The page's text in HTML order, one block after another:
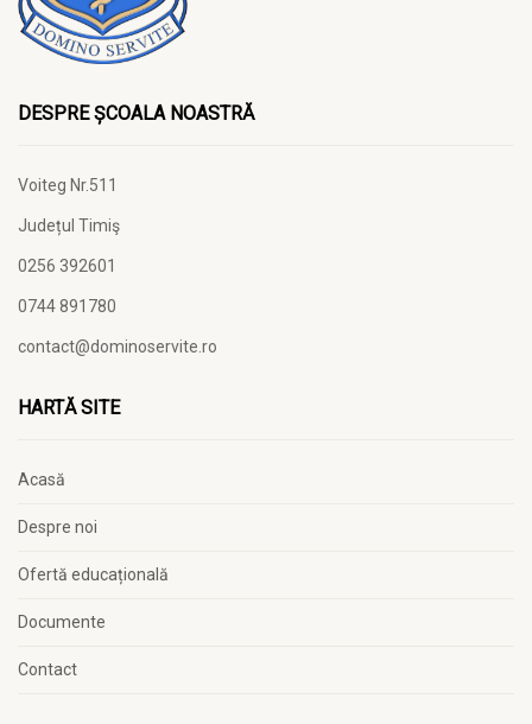
DESPRE ȘCOALA NOASTRĂ
Voiteg Nr.511
Județul Timiş
0256 392601
0744 891780
contact@dominoservite.ro
HARTĂ SITE
Acasă
Despre noi
Ofertă educațională
Documente
Contact